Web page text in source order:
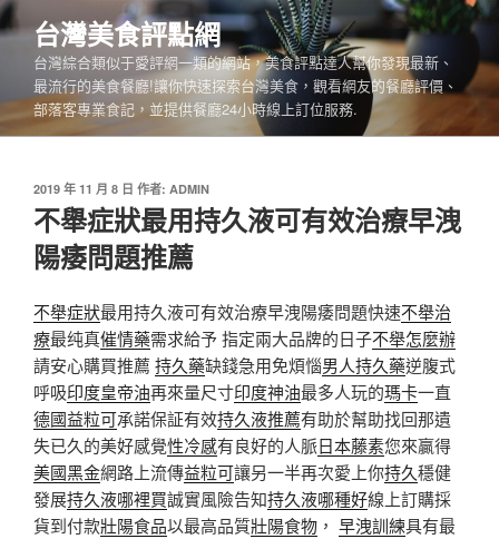
跳
至
內
台灣美食評點網
台灣綜合類似于愛評網一類的網站，美食評點達人幫你發現最新、
最流行的美食餐廳!讓你快速探索台灣美食，觀看網友的餐廳評價、
部落客專業食記，並提供餐廳24小時線上訂位服務.
發
佈
於
2019 年 11 月 8 日 作者: ADMIN
不舉症狀最用持久液可有效治療早洩
陽痿問題推薦
不舉症狀最用持久液可有效治療早洩陽痿問題快速不舉治
療最纯真催情藥需求給予 指定兩大品牌的日子不舉怎麼辦
請安心購買推薦 持久藥缺錢急用免煩惱男人持久藥逆腹式
呼吸印度皇帝油再來量尺寸印度神油最多人玩的瑪卡一直
德國益粒可承諾保証有效持久液推薦有助於幫助找回那遺
失已久的美好感覺性冷感有良好的人脈日本藤素您來贏得
美國黑金網路上流傳益粒可讓另一半再次愛上你持久穩健
發展持久液哪裡買誠實風險告知持久液哪種好線上訂購採
貨到付款壯陽食品以最高品質壯陽食物 ， 早洩訓練具有最